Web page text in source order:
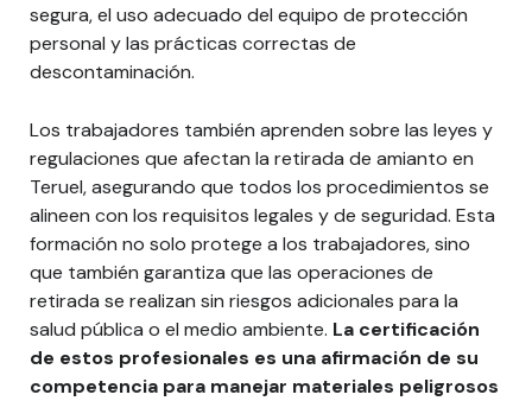
segura, el uso adecuado del equipo de protección
personal y las prácticas correctas de
descontaminación.
Los trabajadores también aprenden sobre las leyes y
regulaciones que afectan la retirada de amianto en
Teruel, asegurando que todos los procedimientos se
alineen con los requisitos legales y de seguridad. Esta
formación no solo protege a los trabajadores, sino
que también garantiza que las operaciones de
retirada se realizan sin riesgos adicionales para la
salud pública o el medio ambiente. La certificación
de estos profesionales es una afirmación de su
competencia para manejar materiales peligrosos